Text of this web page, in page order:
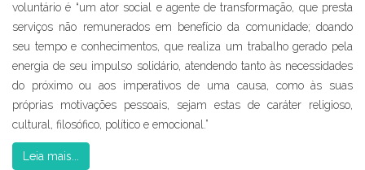
voluntário é “um ator social e agente de transformação, que presta
serviços não remunerados em benefício da comunidade; doando
seu tempo e conhecimentos, que realiza um trabalho gerado pela
energia de seu impulso solidário, atendendo tanto às necessidades
do próximo ou aos imperativos de uma causa, como às suas
próprias motivações pessoais, sejam estas de caráter religioso,
cultural, filosófico, político e emocional.”
Leia mais...